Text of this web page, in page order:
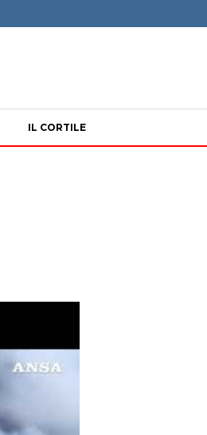
IL CORTILE